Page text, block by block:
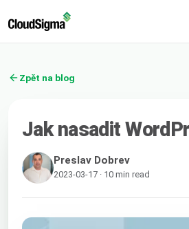
Zpět na blog
Jak nasadit
Preslav Dobrev
2023-03-17 · 10 min read